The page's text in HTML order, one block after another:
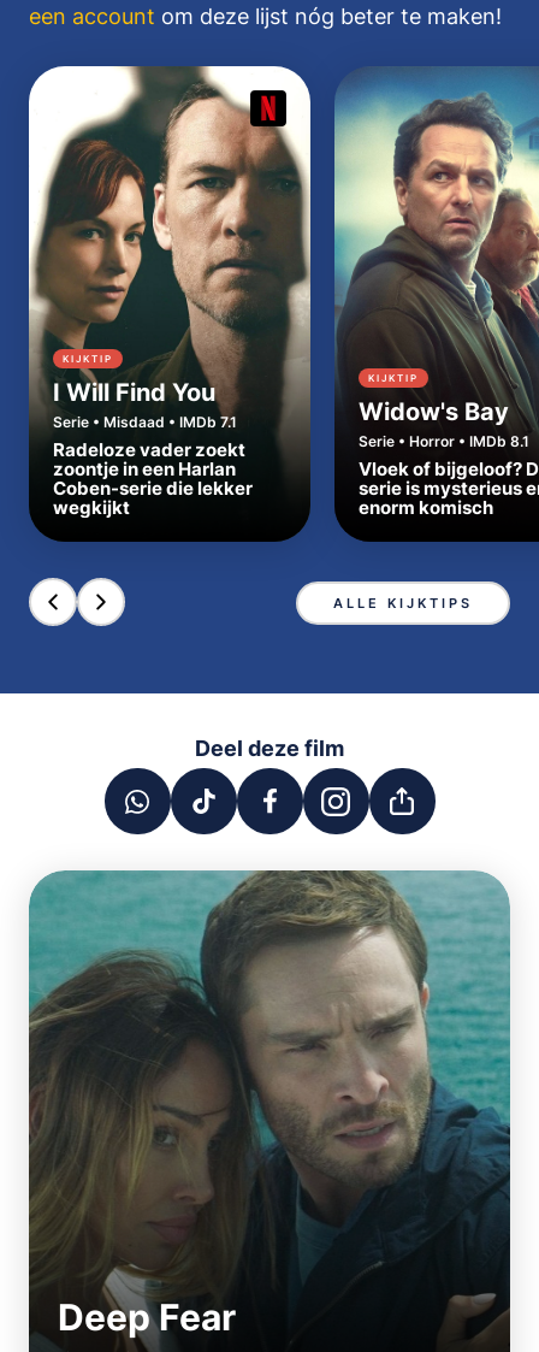
een account om deze lijst nóg beter te maken!
KIJKTIP
I Will Find You
Serie • Misdaad • IMDb 7.1
Radeloze vader zoekt
zoontje in een Harlan
Coben-serie die lekker
wegkijkt
KIJKTIP
Widow's Bay
Serie • Horror • IMDb 8.1
Vloek of bijgeloof?
serie is mysterieus
enorm komisch
ALLE KIJKTIPS
Deel deze film
Deep Fear